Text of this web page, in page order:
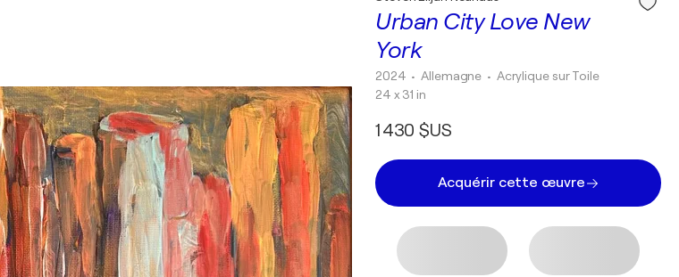
Urban City Love New
York
2024 • Allemagne • Acrylique sur Toile
24 x 31 in
1 430 $US
Acquérir cette œuvre